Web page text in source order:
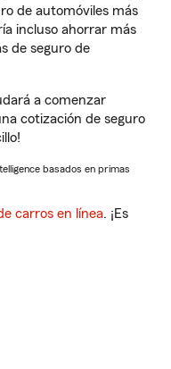
de automóviles más
incluso ahorrar más
de seguro de
a comenzar
cotización de seguro
basados en primas
carros en línea. ¡Es